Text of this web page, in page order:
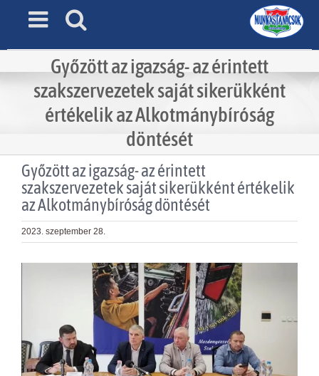
Győzött az igazság- az érintett
szakszervezetek saját sikerükként
értékelik az Alkotmánybíróság
döntését
Győzött az igazság- az érintett
szakszervezetek saját sikerükként értékelik
az Alkotmánybíróság döntését
2023. szeptember 28.